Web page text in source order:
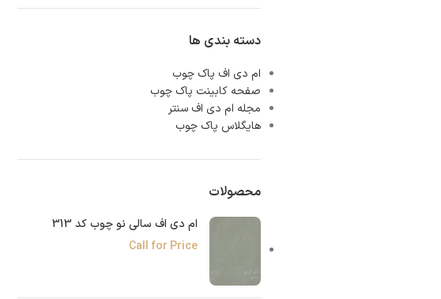
دسته بندی ها
ام دی اف پاک چوب
صفحه کابینت پاک چوب
مجله ام دی اف سنتر
هایگلاس پاک چوب
محصولات
ام دی اف سالی نو چوب کد 313
Call for Price